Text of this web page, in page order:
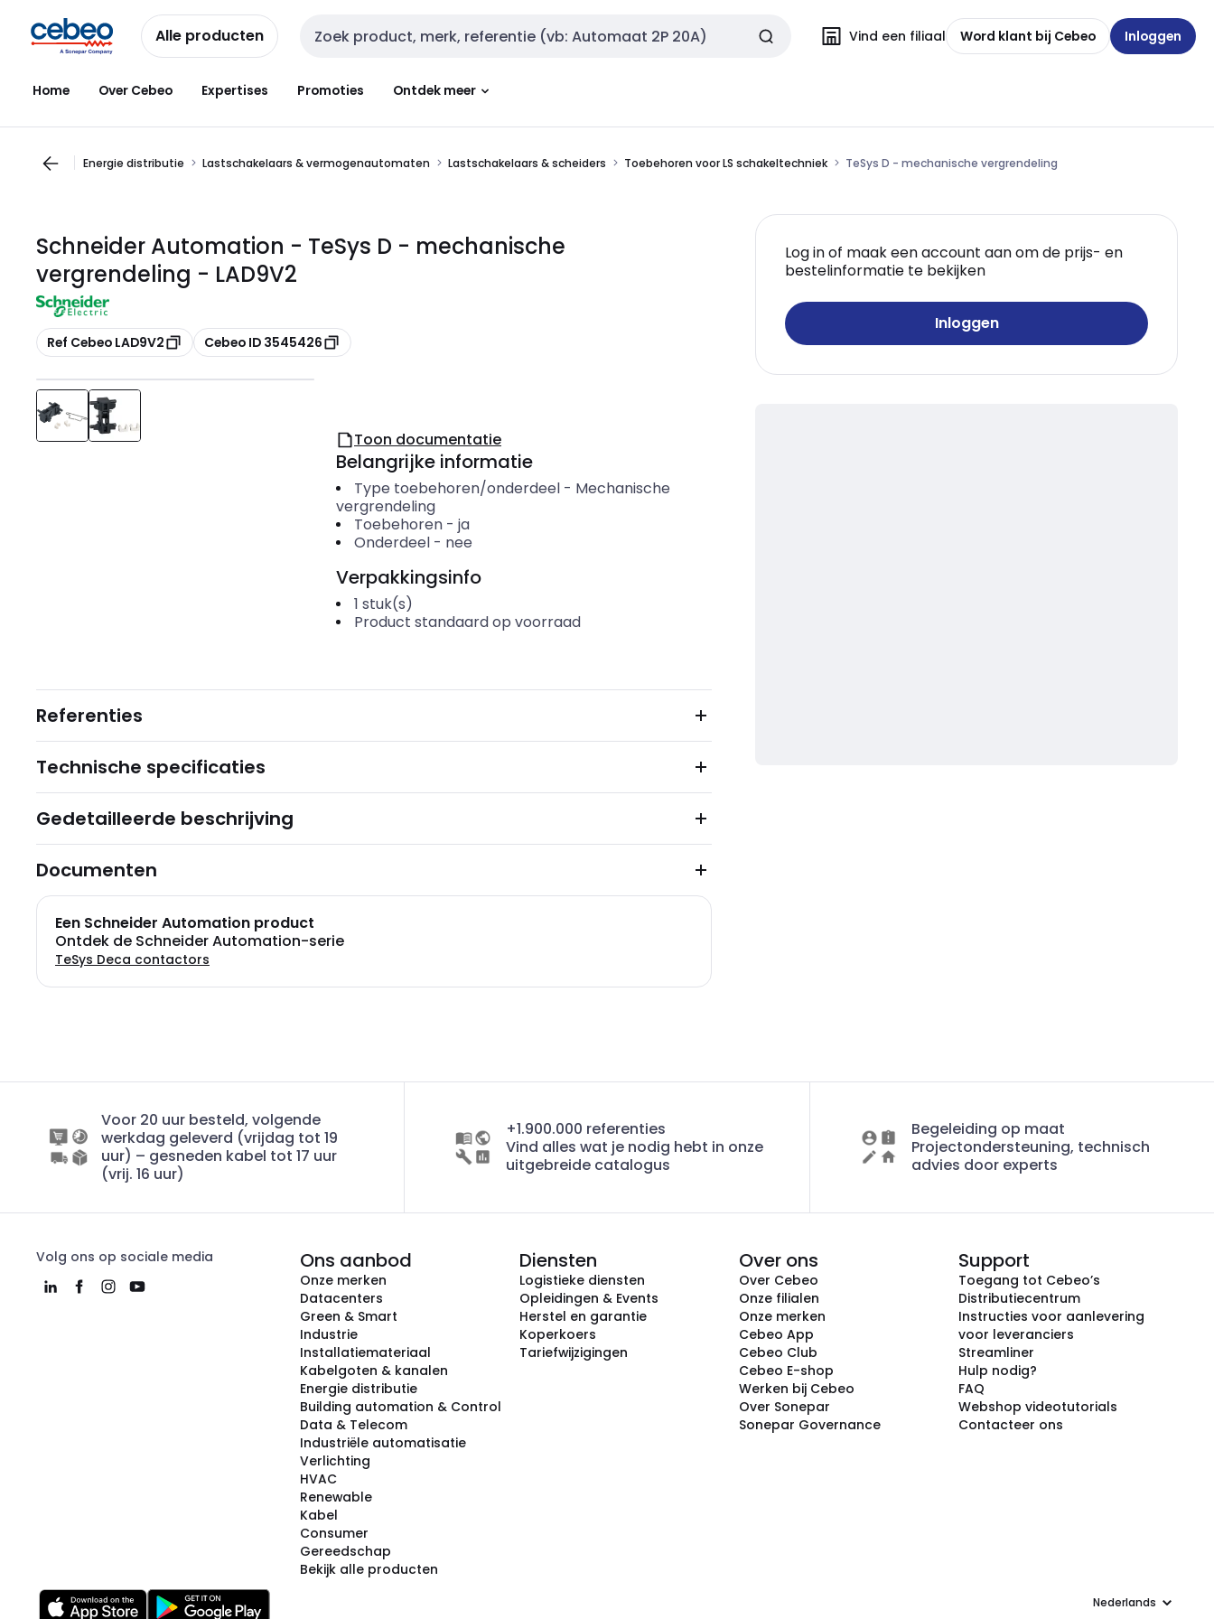
naar
navigatie
naar
inhoud
Alle producten Zoekveld invoer Vind een filiaal Word klant bij Cebeo Inloggen
Home Over Cebeo Expertises Promoties Ontdek meer
Energie distributie Lastschakelaars & vermogenautomaten Lastschakelaars & scheiders Toebehoren voor LS schakeltechniek TeSys D - mechanische vergrendeling
Schneider Automation - TeSys D - mechanische
vergrendeling - LAD9V2
Kopiëren
Ref Cebeo LAD9V2 Kopiëren
Cebeo ID 3545426
Log in of maak een account aan om de prijs- en
bestelinformatie te bekijken
Inloggen
Toon documentatie
Belangrijke informatie
Type toebehoren/onderdeel- Mechanische
vergrendeling
Toebehoren- ja
Onderdeel- nee
Verpakkingsinfo
1 stuk(s)
Product standaard op voorraad
Referenties
Technische specificaties
Gedetailleerde beschrijving
Documenten
Een Schneider Automation product
Ontdek de Schneider Automation-serie
TeSys Deca contactors
Voor 20 uur besteld, volgende
werkdag geleverd (vrijdag tot 19
uur) – gesneden kabel tot 17 uur
(vrij. 16 uur)
+1.900.000 referenties
Vind alles wat je nodig hebt in onze
uitgebreide catalogus
Begeleiding op maat
Projectondersteuning, technisch
advies door experts
Volg ons op sociale media Ons aanbod
Onze merken
Datacenters
Green & Smart
Industrie
Installatiemateriaal
Kabelgoten & kanalen
Energie distributie
Building automation & Control
Data & Telecom
Industriële automatisatie
Verlichting
HVAC
Renewable
Kabel
Consumer
Gereedschap
Bekijk alle producten
Diensten
Logistieke diensten
Opleidingen & Events
Herstel en garantie
Koperkoers
Tariefwijzigingen
Over ons
Over Cebeo
Onze filialen
Onze merken
Cebeo App
Cebeo Club
Cebeo E-shop
Werken bij Cebeo
Over Sonepar
Sonepar Governance
Support
Toegang tot Cebeo’s
Distributiecentrum
Instructies voor aanlevering
voor leveranciers
Streamliner
Hulp nodig?
FAQ
Webshop videotutorials
Contacteer ons
Taal